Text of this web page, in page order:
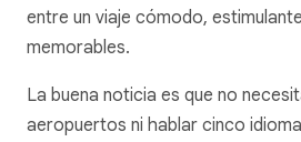
entre un viaje cómodo,
memorables.
La buena noticia es que no
aeropuertos ni hablar cinco